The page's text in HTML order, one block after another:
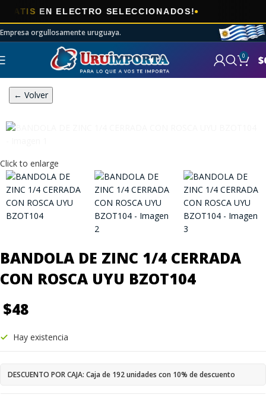
EN ELECTRO SELECCIONADOS!
Empresa orgullosamente uruguaya.
0 $
← Volver
Click to enlarge
BANDOLA DE ZINC 1/4 CERRADA
CON ROSCA UYU BZOT104
$48
Hay existencia
DESCUENTO POR CAJA: Caja de 192 unidades con 10% de descuento